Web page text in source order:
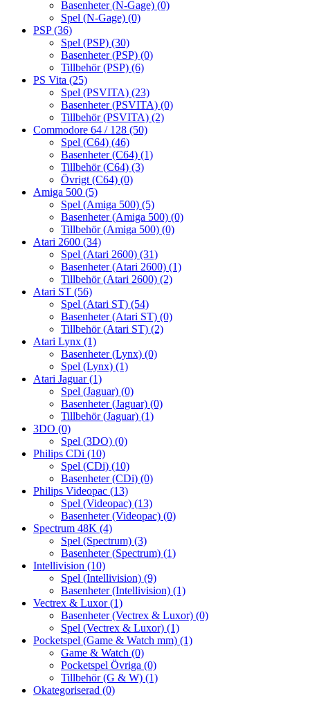
Basenheter (N-Gage) (0)
Spel (N-Gage) (0)
PSP(36)
Spel (PSP) (30)
Basenheter (PSP) (0)
Tillbehör (PSP) (6)
PS Vita (25)
Spel (PSVITA) (23)
Basenheter (PSVITA) (0)
Tillbehör (PSVITA) (2)
Commodore 64 / 128 (50)
Spel (C64) (46)
Basenheter (C64) (1)
Tillbehör (C64) (3)
Övrigt (C64) (0)
Amiga 500 (5)
Spel (Amiga 500) (5)
Basenheter (Amiga 500) (0)
Tillbehör (Amiga 500) (0)
Atari 2600 (34)
Spel (Atari 2600) (31)
Basenheter (Atari 2600) (1)
Tillbehör (Atari 2600) (2)
Atari ST (56)
Spel (Atari ST) (54)
Basenheter (Atari ST) (0)
Tillbehör (Atari ST) (2)
Atari Lynx (1)
Basenheter (Lynx) (0)
Spel (Lynx) (1)
Atari Jaguar(1)
Spel (Jaguar) (0)
Basenheter (Jaguar) (0)
Tillbehör (Jaguar) (1)
3DO (0)
Spel (3DO) (0)
Philips CDi (10)
Spel (CDi) (10)
Basenheter (CDi) (0)
Philips Videopac (13)
Spel (Videopac) (13)
Basenheter (Videopac) (0)
Spectrum 48K (4)
Spel (Spectrum) (3)
Basenheter (Spectrum) (1)
Intellivision (10)
Spel (Intellivision) (9)
Basenheter (Intellivision) (1)
Vectrex & Luxor(1)
Basenheter (Vectrex & Luxor) (0)
Spel (Vectrex & Luxor) (1)
Pocketspel (Game & Watch mm) (1)
Game & Watch (0)
Pocketspel Övriga (0)
Tillbehör (G & W) (1)
Okategoriserad (0)